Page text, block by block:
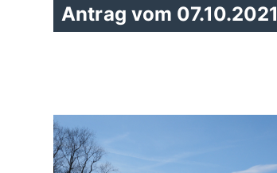
Antrag vom 07.10.2021